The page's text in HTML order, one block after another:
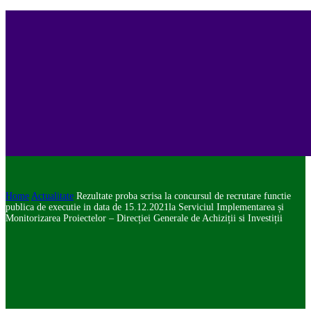
Home Actualitate Rezultate proba scrisa la concursul de recrutare functie
publica de executie in data de 15.12.2021la Serviciul Implementarea și
Monitorizarea Proiectelor – Direcției Generale de Achiziții si Investiții